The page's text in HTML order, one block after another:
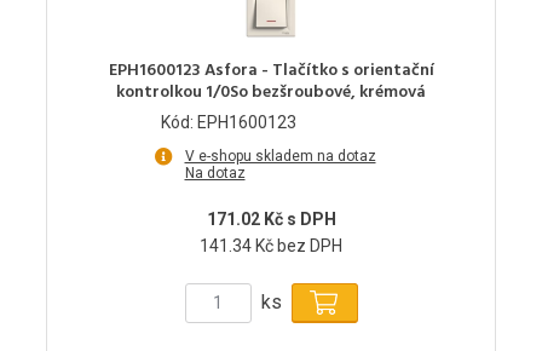
EPH1600123 Asfora - Tlačítko s orientační
kontrolkou 1/0So bezšroubové, krémová
Kód: EPH1600123
V e-shopu skladem na dotaz
Na dotaz
171.02 Kč s DPH
141.34 Kč bez DPH
ks